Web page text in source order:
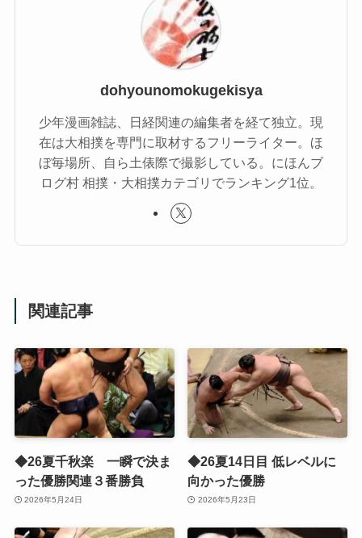
dohyounomokugekisya
少年漫画雑誌、日経関連の編集者を経て独立。現
在は大相撲を専門に取材するフリーライター。ほ
ぼ毎場所、自ら土俵際で撮影している。にほんブ
ログ村 相撲・大相撲カテゴリでランキング1位。
関連記事
◆26夏千秋楽 一瞬で決ま
った優勝関連３番勝負
2026年5月24日
◆26夏14日目 低レベルに
向かった優勝
2026年5月23日